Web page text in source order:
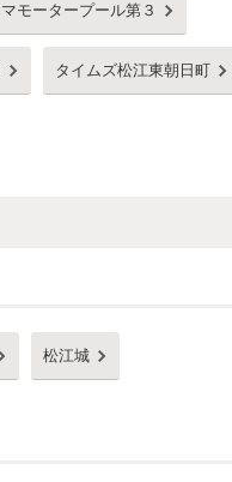
モータープール第３
タイムズ松江東朝日町
松江城